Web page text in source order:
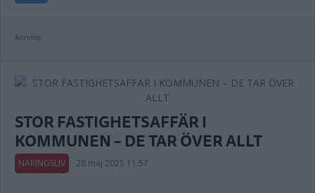
Annons:
STOR FASTIGHETSAFFÄR I
KOMMUNEN – DE TAR ÖVER ALLT
NÄRINGSLIV 28 maj 2025 11.57